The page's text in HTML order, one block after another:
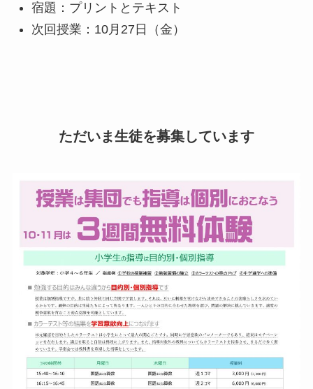
宿題：プリントとテキスト
次回授業：10月27日（金）
ただいま生徒を募集しています